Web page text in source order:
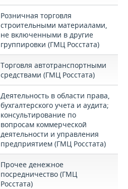
Розничная торговля
строительными материалами,
не включенными в другие
группировки (ГМЦ Росстата)
Торговля автотранспортными
средствами (ГМЦ Росстата)
Деятельность в области права,
бухгалтерского учета и аудита;
консультирование по
вопросам коммерческой
деятельности и управления
предприятием (ГМЦ Росстата)
Прочее денежное
посредничество (ГМЦ
Росстата)